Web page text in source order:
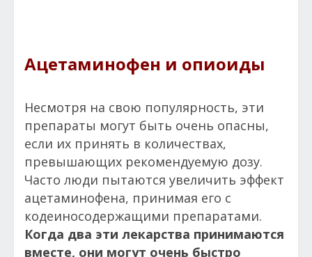
Ацетаминофен и опиоиды
Несмотря на свою популярность, эти
препараты могут быть очень опасны,
если их принять в количествах,
превышающих рекомендуемую дозу.
Часто люди пытаются увеличить эффект
ацетаминофена, принимая его с
кодеиносодержащими препаратами.
Когда два эти лекарства принимаются
вместе, они могут очень быстро